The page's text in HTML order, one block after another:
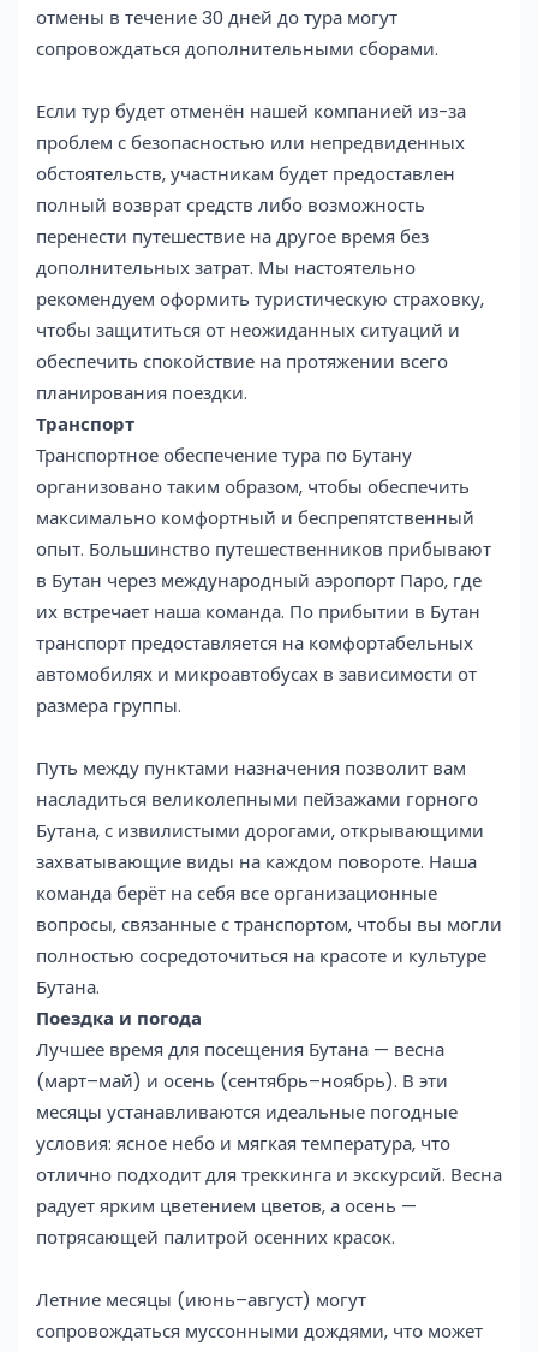
отмены в течение 30 дней до тура могут
сопровождаться дополнительными сборами.
Если тур будет отменён нашей компанией из-за
проблем с безопасностью или непредвиденных
обстоятельств, участникам будет предоставлен
полный возврат средств либо возможность
перенести путешествие на другое время без
дополнительных затрат. Мы настоятельно
рекомендуем оформить туристическую страховку,
чтобы защититься от неожиданных ситуаций и
обеспечить спокойствие на протяжении всего
планирования поездки.
Транспорт
Транспортное обеспечение тура по Бутану
организовано таким образом, чтобы обеспечить
максимально комфортный и беспрепятственный
опыт. Большинство путешественников прибывают
в Бутан через международный аэропорт Паро, где
их встречает наша команда. По прибытии в Бутан
транспорт предоставляется на комфортабельных
автомобилях и микроавтобусах в зависимости от
размера группы.
Путь между пунктами назначения позволит вам
насладиться великолепными пейзажами горного
Бутана, с извилистыми дорогами, открывающими
захватывающие виды на каждом повороте. Наша
команда берёт на себя все организационные
вопросы, связанные с транспортом, чтобы вы могли
полностью сосредоточиться на красоте и культуре
Бутана.
Поездка и погода
Лучшее время для посещения Бутана — весна
(март–май) и осень (сентябрь–ноябрь). В эти
месяцы устанавливаются идеальные погодные
условия: ясное небо и мягкая температура, что
отлично подходит для треккинга и экскурсий. Весна
радует ярким цветением цветов, а осень —
потрясающей палитрой осенних красок.
Летние месяцы (июнь–август) могут
сопровождаться муссонными дождями, что может